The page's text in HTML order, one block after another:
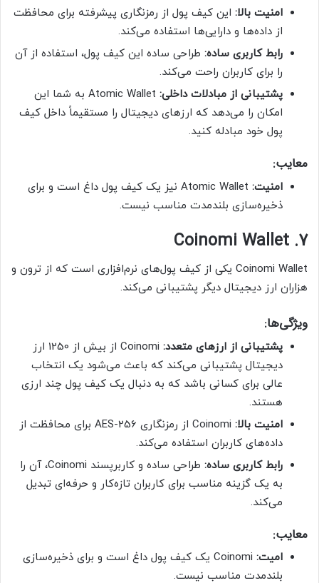
امنیت بالا: این کیف پول از رمزنگاری پیشرفته برای محافظت
از داده‌ها و دارایی‌ها استفاده می‌کند.
رابط کاربری ساده: طراحی ساده این کیف پول، استفاده از آن
را برای کاربران راحت می‌کند.
پشتیبانی از مبادلات داخلی:
Atomic Wallet به شما این
امکان را می‌دهد که ارزهای دیجیتال را مستقیماً داخل کیف
پول خود مبادله کنید.
معایب:
امنیت:
Atomic Wallet نیز یک کیف پول داغ است و برای
ذخیره‌سازی بلندمدت مناسب نیست.
7. Coinomi Wallet
Coinomi Wallet یکی از کیف پول‌های نرم‌افزاری است که از ترون و
هزاران ارز دیجیتال دیگر پشتیبانی می‌کند.
ویژگی‌ها:
پشتیبانی از ارزهای متعدد:
Coinomi از بیش از 1250 ارز
دیجیتال پشتیبانی می‌کند که باعث می‌شود یک انتخاب
عالی برای کسانی باشد که به دنبال یک کیف پول چند ارزی
هستند.
امنیت بالا:
Coinomi از رمزنگاری AES-256 برای محافظت از
داده‌های کاربران استفاده می‌کند.
رابط کاربری ساده:
طراحی ساده و کاربرپسند Coinomi، آن را
به یک گزینه مناسب برای کاربران تازه‌کار و حرفه‌ای تبدیل
می‌کند.
معایب:
امیت:
Coinomi یک کیف پول داغ است و برای ذخیره‌سازی
بلندمدت مناسب نیست.